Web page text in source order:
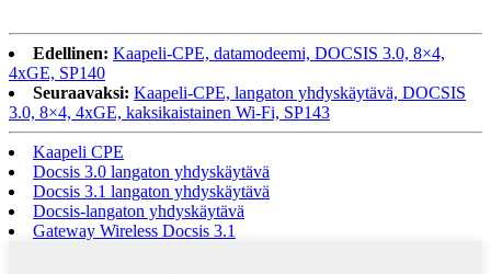
Edellinen: Kaapeli-CPE, datamodeemi, DOCSIS 3.0, 8×4,
4xGE, SP140
Seuraavaksi: Kaapeli-CPE, langaton yhdyskäytävä, DOCSIS
3.0, 8×4, 4xGE, kaksikaistainen Wi-Fi, SP143
Kaapeli CPE
Docsis 3.0 langaton yhdyskäytävä
Docsis 3.1 langaton yhdyskäytävä
Docsis-langaton yhdyskäytävä
Gateway Wireless Docsis 3.1